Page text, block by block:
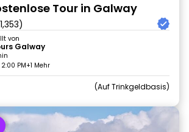
Tour in Galway
von
Galway
2:00 PM+1 Mehr
Auf Trinkgeldbasis